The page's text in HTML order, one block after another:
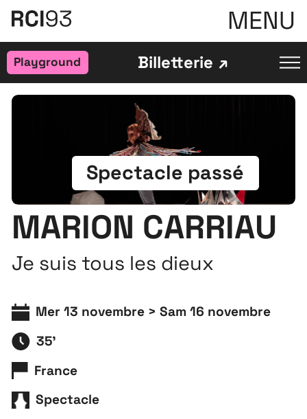
MENU
Playground Billetterie
Spectacle passé
MARION CARRIAU
Je suis tous les dieux
Mer 13 novembre > Sam 16 novembre
35'
France
Spectacle